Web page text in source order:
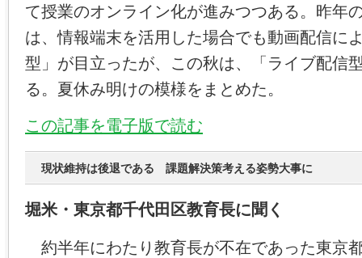
て授業のオンライン化が進みつつある。昨年
は、情報端末を活用した場合でも動画配信に
型」が目立ったが、この秋は、「ライブ配信
る。夏休み明けの模様をまとめた。
この記事を電子版で読む
現状維持は後退である 課題解決策考える姿勢大事に
堀米・東京都千代田区教育長に聞く
約半年にわたり教育長が不在であった東京